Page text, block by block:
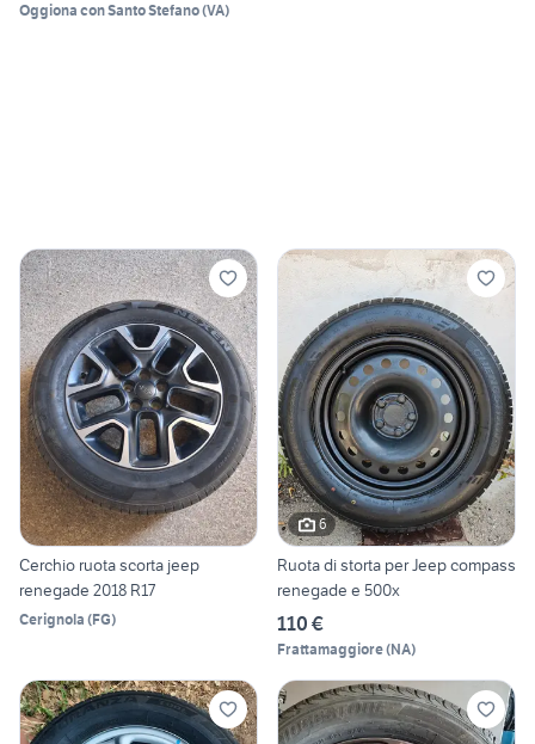
Oggiona con Santo Stefano(VA)
Cerchio ruota scorta jeep
renegade 2018 R17
Cerignola (FG)
6
Ruota di storta per Jeep compass
renegade e 500x
110 €
Frattamaggiore(NA)